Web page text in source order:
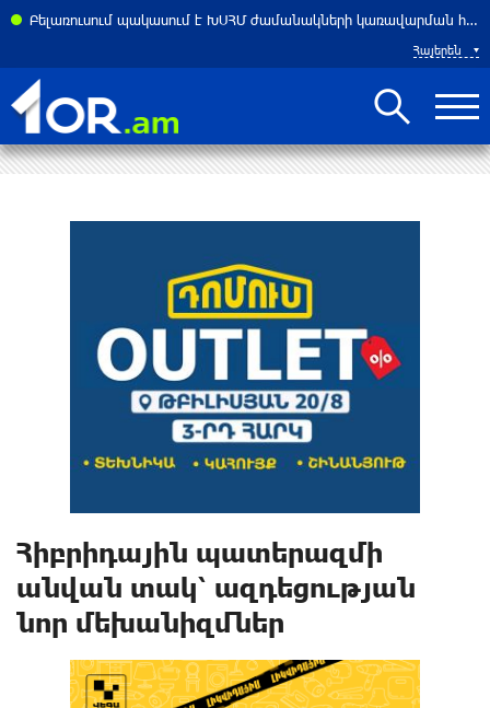
Բելառուսում պակասում է ԽՍՀՄ ժամանակների կառավարման համակարգը․ Լուկաշենկո
Հայերեն
Հիբրիդային պատերազմի
անվան տակ՝ ազդեցության
նոր մեխանիզմներ